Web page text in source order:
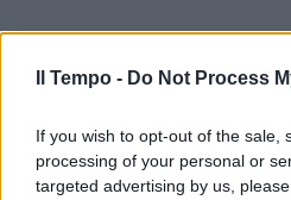
Il Tempo - Do Not Process
If you wish to opt-out of the sale,
processing of your personal or
targeted advertising by us,